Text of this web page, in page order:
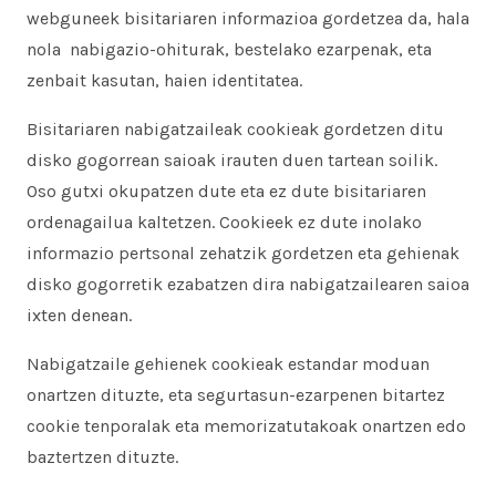
webguneek bisitariaren informazioa gordetzea da, hala
nola nabigazio-ohiturak, bestelako ezarpenak, eta
zenbait kasutan, haien identitatea.
Bisitariaren nabigatzaileak cookieak gordetzen ditu
disko gogorrean saioak irauten duen tartean soilik.
Oso gutxi okupatzen dute eta ez dute bisitariaren
ordenagailua kaltetzen. Cookieek ez dute inolako
informazio pertsonal zehatzik gordetzen eta gehienak
disko gogorretik ezabatzen dira nabigatzailearen saioa
ixten denean.
Nabigatzaile gehienek cookieak estandar moduan
onartzen dituzte, eta segurtasun-ezarpenen bitartez
cookie tenporalak eta memorizatutakoak onartzen edo
baztertzen dituzte.